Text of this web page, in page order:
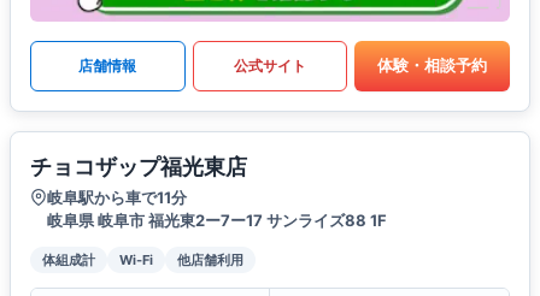
店舗情報 公式サイト 体験・相談予約
チョコザップ福光東店
岐阜駅から車で11分
岐阜県 岐阜市 福光東2ー7ー17 サンライズ88 1F
体組成計 Wi-Fi 他店舗利用